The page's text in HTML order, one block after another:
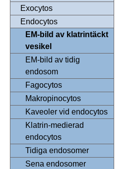
Exocytos
Endocytos
EM-bild av klatrintäckt
vesikel
EM-bild av tidig
endosom
Fagocytos
Makropinocytos
Kaveoler vid endocytos
Klatrin-medierad
endocytos
Tidiga endosomer
Sena endosomer